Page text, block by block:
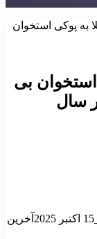
به پوکی استخوان
استخوان بی
15 اکتبر 2025
آخرین